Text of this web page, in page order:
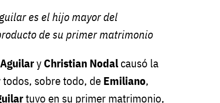
es el hijo mayor del
de su primer matrimonio
y Christian Nodal causó la
sobre todo, de Emiliano,
tuvo en su primer matrimonio,